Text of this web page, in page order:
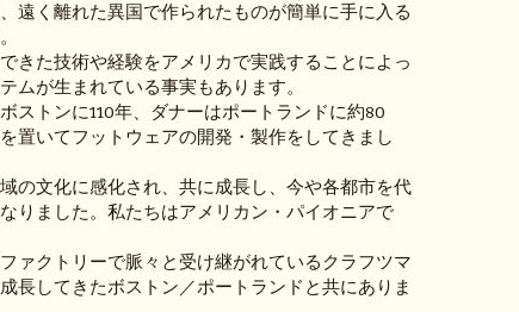
遠く離れた異国で作られたものが簡単に手に入る
きた技術や経験をアメリカで実践することによっ
ムが生まれている事実もあります。
ストンに110年、ダナーはポートランドに約80
置いてフットウェアの開発・製作をしてきまし
の文化に感化され、共に成長し、今や各都市を代
りました。私たちはアメリカン・パイオニアで
ァクトリーで脈々と受け継がれているクラフツマ
長してきたボストン／ポートランドと共にありま